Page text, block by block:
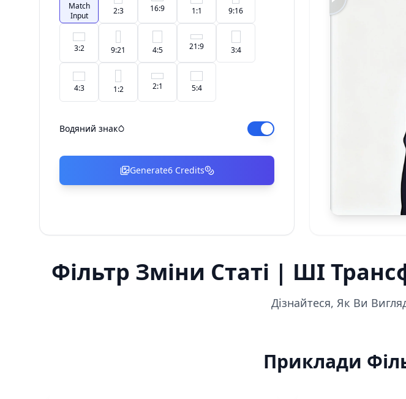
Match
Input
2:3 16:9 1:1 9:16
3:2 9:21 4:5 21:9 3:4
4:3 1:2 2:1 5:4
Водяний знак
Generate6Credits
Фільтр Зміни Статі | ШІ
Дізнайтеся, Як Ви
Приклади